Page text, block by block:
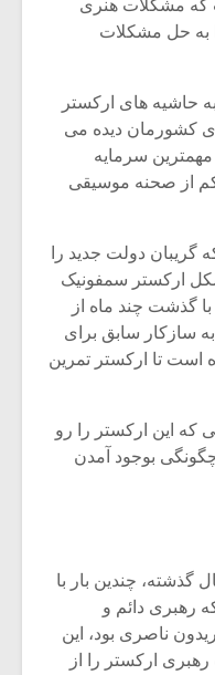
که مشکلات هنری
به حل مشکلات
حاشیه های ارکستر
کشورمان دیده می
آبرو و مهمترین سرمایه
از صحنه موسیقی
گریبان دولت جدید را
ارکستر سمفونیک
گذشت چند ماه از
سازکار سابق برای
است تا ارکستر تمرین
که این ارکستر را رو
بوجود آمدن
سمفونیک تهران در ۱۲ سال گذشته، چندین بار با
رهبر مواجه بود. در دهه ۸۰ که رهبری دائم و
ناصری بود، این
ارکستر را از
موسیقی
موسیقی